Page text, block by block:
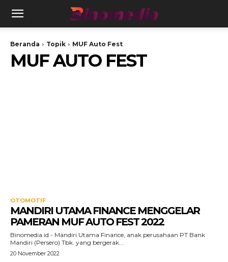
Beranda Topik MUF Auto Fest
MUF AUTO FEST
OTOMOTIF
MANDIRI UTAMA FINANCE MENGGELAR
PAMERAN MUF AUTO FEST 2022
Binomedia.id - Mandiri Utama Finance, anak perusahaan PT Bank
Mandiri (Persero) Tbk. yang bergerak...
20 November 2022